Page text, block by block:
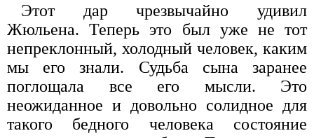
Этот дар чрезвычайно удивил
Жюльена. Теперь это был уже не тот
непреклонный, холодный человек, каким
мы его знали. Судьба сына заранее
поглощала все его мысли. Это
неожиданное и довольно солидное для
такого бедного человека состояние